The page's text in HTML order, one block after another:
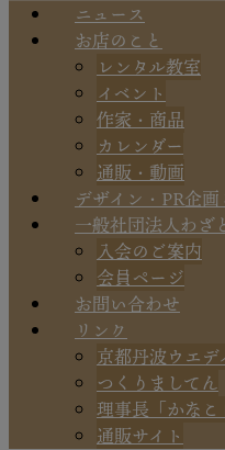
ニュース
お店のこと
レンタル教室
イベント
作家・商品
カレンダー
通販・動画
デザイン・PR企
一般社団法人わざ
入会のご案内
会員ページ
お問い合わせ
リンク
京都丹波ウエデ
つくりましてん
理事長「かなこ
通販サイト